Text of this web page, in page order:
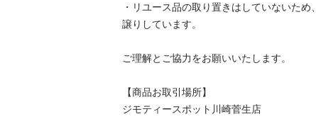
・リユース品の取り置きはしていないた
譲りしています。
ご理解とご協力をお願いいたします。
【商品お取引場所】
ジモティースポット川崎菅生店